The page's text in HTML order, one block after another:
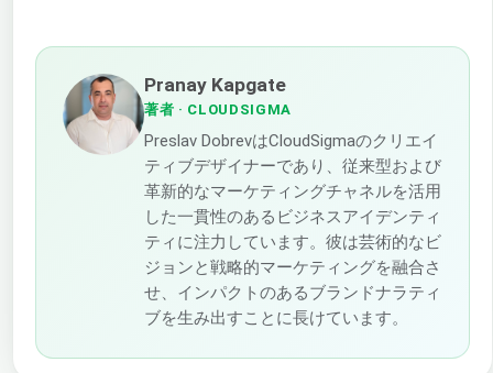
Pranay Kapgate
著者 · CLOUDSIGMA
Preslav DobrevはCloudSigmaのクリエイ
ティブデザイナーであり、従来型および
革新的なマーケティングチャネルを活用
した一貫性のあるビジネスアイデンティ
ティに注力しています。彼は芸術的なビ
ジョンと戦略的マーケティングを融合さ
せ、インパクトのあるブランドナラティ
ブを生み出すことに長けています。